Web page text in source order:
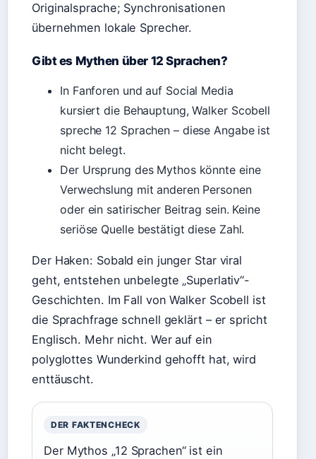
Originalsprache; Synchronisationen
übernehmen lokale Sprecher.
Gibt es Mythen über 12 Sprachen?
In Fanforen und auf Social Media
kursiert die Behauptung, Walker Scobell
spreche 12 Sprachen – diese Angabe ist
nicht belegt.
Der Ursprung des Mythos könnte eine
Verwechslung mit anderen Personen
oder ein satirischer Beitrag sein. Keine
seriöse Quelle bestätigt diese Zahl.
Der Haken: Sobald ein junger Star viral
geht, entstehen unbelegte „Superlativ“-
Geschichten. Im Fall von Walker Scobell ist
die Sprachfrage schnell geklärt – er spricht
Englisch. Mehr nicht. Wer auf ein
polyglottes Wunderkind gehofft hat, wird
enttäuscht.
DER FAKTENCHECK
Der Mythos „12 Sprachen“ ist ein